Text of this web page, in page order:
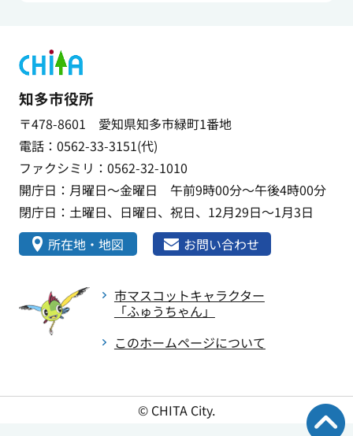
知多市役所
〒478-8601 愛知県知多市緑町1番地
電話：0562-33-3151(代)
ファクシミリ：0562-32-1010
開庁日：月曜日～金曜日 午前9時00分～午後4時00分
閉庁日：土曜日、日曜日、祝日、12月29日～1月3日
所在地・地図
お問い合わせ
市マスコットキャラクター
「ふゅうちゃん」
このホームページについて
© CHITA City.